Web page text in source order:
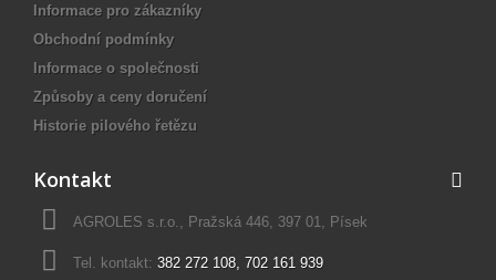
Informace pro zákazníky
Obchodní podmínky
Informace o společnosti
Způsoby a ceny doručení
Historie pilového řetězu
Kontakt
AGROLES s.r.o., Pražská 446, 397 01, Písek
Tel. kontakt: 382 272 108 702 161 939